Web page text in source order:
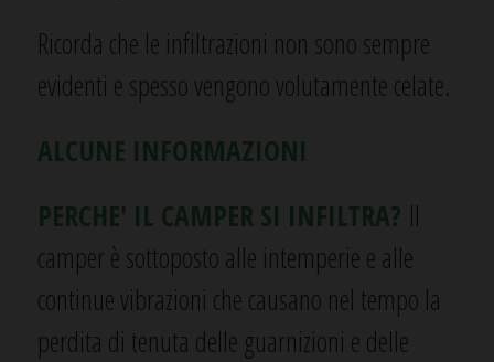
Ricorda che le infiltrazioni non sono sempre
evidenti e spesso vengono volutamente celate.
ALCUNE INFORMAZIONI
PERCHE' IL CAMPER SI INFILTRA? Il
camper è sottoposto alle intemperie e alle
continue vibrazioni che causano nel tempo la
perdita di tenuta delle guarnizioni e delle